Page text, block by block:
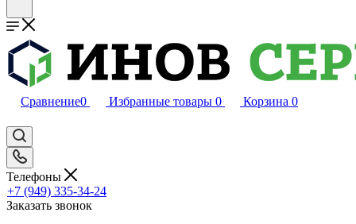
Сравнение0 Избранные товары 0 Корзина 0
Телефоны
+7 (949) 335-34-24
Заказать звонок